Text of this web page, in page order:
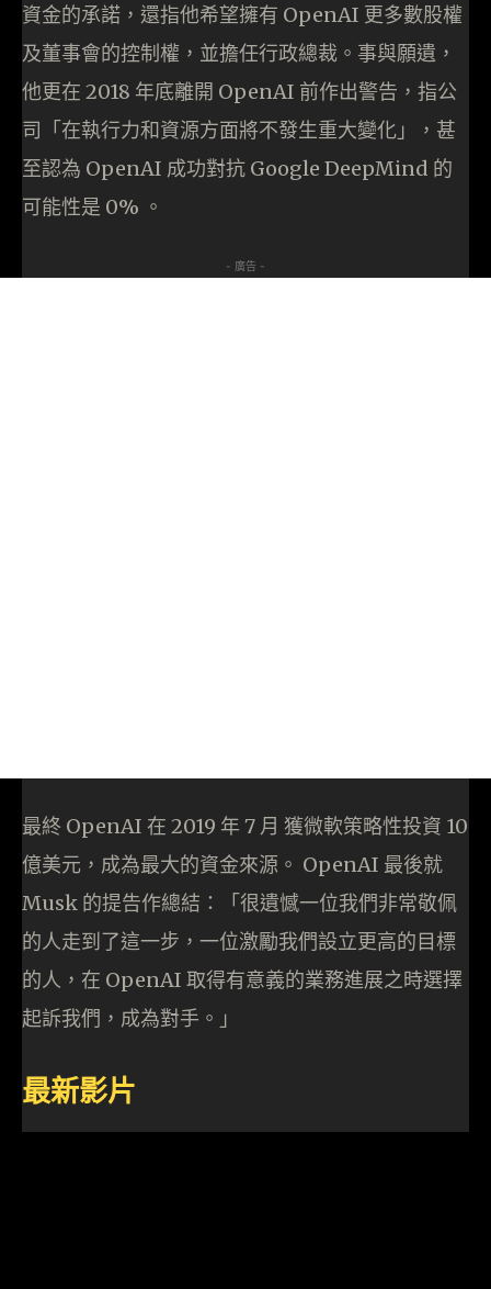
資金的承諾，還指他希望擁有 OpenAI 更多數股權
及董事會的控制權，並擔任行政總裁。事與願遺，
他更在 2018 年底離開 OpenAI 前作出警告，指公
司「在執行力和資源方面將不發生重大變化」，甚
至認為 OpenAI 成功對抗 Google DeepMind 的
可能性是 0% 。
- 廣告 -
最終 OpenAI 在 2019 年 7 月 獲微軟策略性投資 10
億美元，成為最大的資金來源。 OpenAI 最後就
Musk 的提告作總結：「很遺憾一位我們非常敬佩
的人走到了這一步，一位激勵我們設立更高的目標
的人，在 OpenAI 取得有意義的業務進展之時選擇
起訴我們，成為對手。」
最新影片